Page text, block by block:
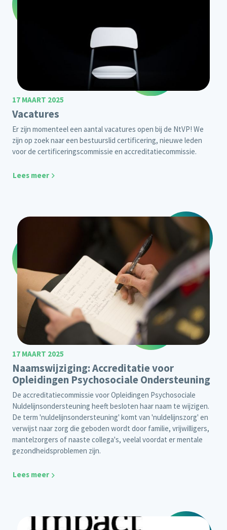
17 MAART 2025
Vacatures
Er zijn momenteel een aantal vacatures open bij de NtVP! We
zijn op zoek naar een bestuurslid certificering, nieuwe leden
voor de certificeringscommissie en accreditatiecommissie.
Lees meer
17 MAART 2025
Naamswijziging: Accreditatie voor
Opleidingen Psychosociale Ondersteuning
De accreditatiecommissie voor Opleidingen Psychosociale
Nuldelijnsondersteuning heeft besloten haar naam te wijzigen.
De term 'nuldelijnsondersteuning' komt van 'nuldelijnszorg' en
verwijst naar zorg die geboden wordt door familie, vrijwilligers,
mantelzorgers of naaste collega's, veelal voordat er mentale
gezondheidsproblemen zijn.
Lees meer